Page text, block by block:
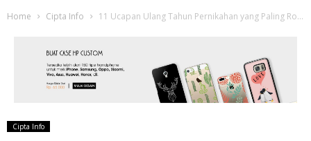
Home Cipta Info 11 Ucapan Ulang Tahun Pernikahan yang Paling Romantis
Cipta Info